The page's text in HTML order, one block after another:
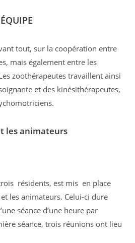
tout, sur la coopération entre
mais également entre les
zoothérapeutes travaillent ainsi
et des kinésithérapeutes,
les animateurs
résidents, est mis en place
les animateurs. Celui-ci dure
séance d’une heure par
séance, trois réunions ont lieu